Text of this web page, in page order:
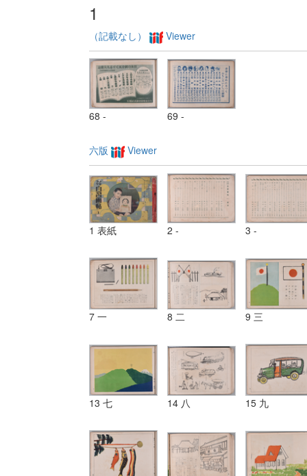
1
（記載なし） Viewer
68 - 69 -
六版 Viewer
1 表紙 2 - 3 -
7 一 8 二 9 三
13 七 14 八 15 九